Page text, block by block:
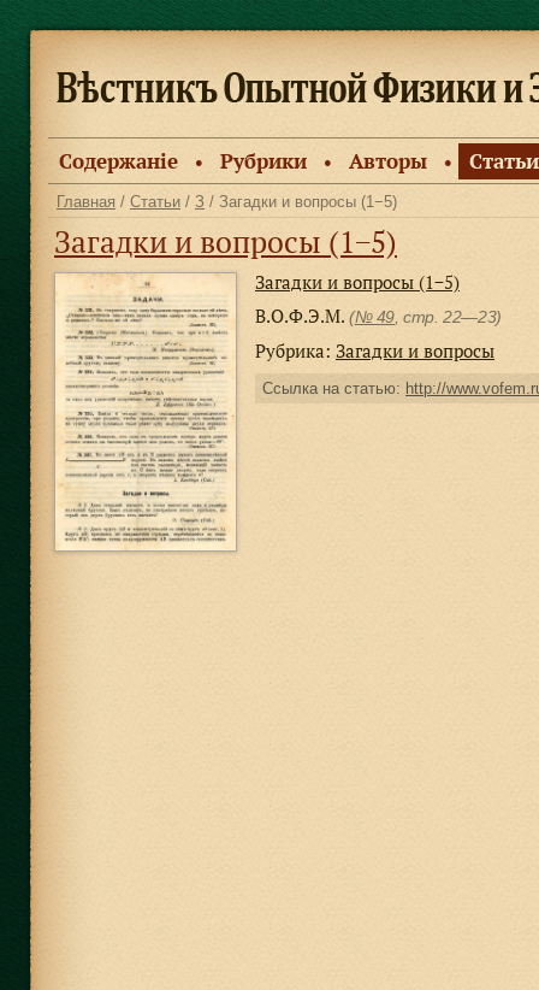
Содержанiе ● Рубрики ● Авторы ● Статьи
Главная / Статьи / З / Загадки и вопросы (1−5)
Загадки и вопросы (1−5)
Загадки и вопросы (1−5)
В.О.Ф.Э.М. (№ 49 , стр. 22—23)
Рубрика: Загадки и вопросы
Ссылка на статью: http://